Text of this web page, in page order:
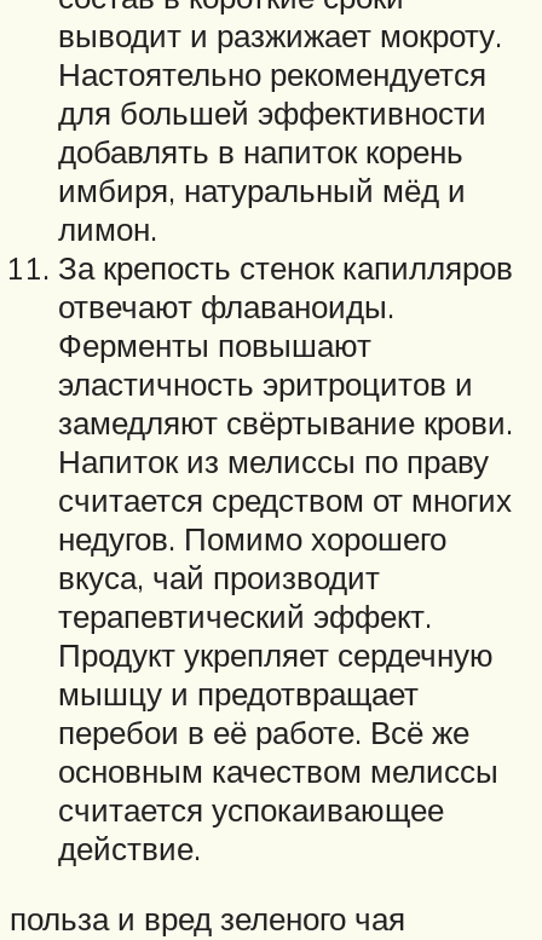
выводит и разжижает мокроту.
Настоятельно рекомендуется
для большей эффективности
добавлять в напиток корень
имбиря, натуральный мёд и
лимон.
За крепость стенок капилляров
отвечают флаваноиды.
Ферменты повышают
эластичность эритроцитов и
замедляют свёртывание крови.
Напиток из мелиссы по праву
считается средством от многих
недугов. Помимо хорошего
вкуса, чай производит
терапевтический эффект.
Продукт укрепляет сердечную
мышцу и предотвращает
перебои в её работе. Всё же
основным качеством мелиссы
считается успокаивающее
действие.
польза и вред зеленого чая